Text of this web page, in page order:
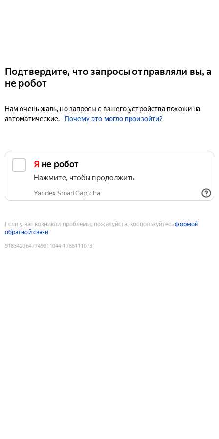
Подтвердите, что запросы отправляли вы, а
не робот
Нам очень жаль, но запросы с вашего устройства похожи на
автоматические.
Почему это могло произойти?
Я не робот
Нажмите, чтобы продолжить
Yandex SmartCaptcha
Если у вас возникли проблемы, пожалуйста, воспользуйтесьформой
обратной связи
9183420647749911044:1786111073